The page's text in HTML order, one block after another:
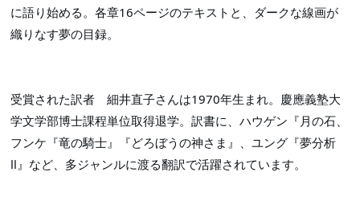
に語り始める。各章16ページのテキストと、ダークな線画が
織りなす夢の目録。
受賞された訳者　細井直子さんは1970年生まれ。慶應義塾大
学文学部博士課程単位取得退学。訳書に、ハウゲン『月の石、
フンケ『竜の騎士』『どろぼうの神さま』、ユング『夢分析
Ⅱ』など、多ジャンルに渡る翻訳で活躍されています。